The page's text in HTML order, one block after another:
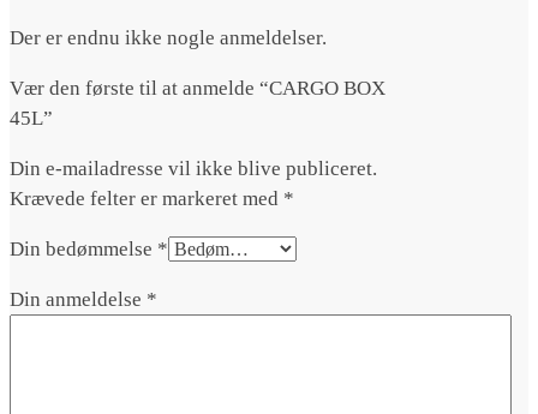
Der er endnu ikke nogle anmeldelser.
Vær den første til at anmelde “CARGO BOX
45L”
Din e-mailadresse vil ikke blive publiceret.
Krævede felter er markeret med *
Din bedømmelse *
Din anmeldelse *